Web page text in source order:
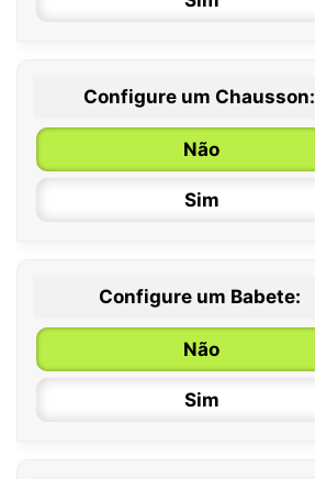
0 / 6 meses
6 / 12 meses
12 / 18 meses
Configure um Chausson:
Não
Sim
Configure um Babete:
Não
Sim